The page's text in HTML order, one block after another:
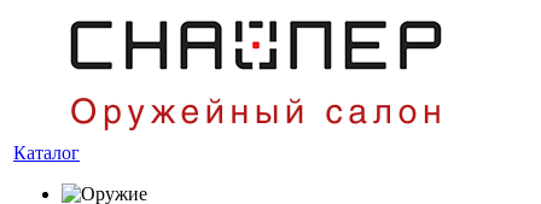
Каталог